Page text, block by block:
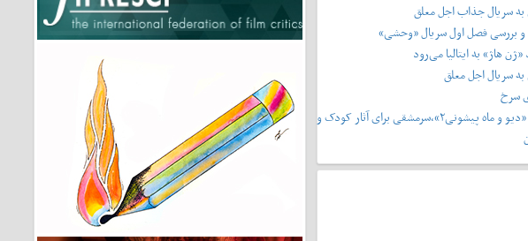
به سریال جذاب اجل معلق
و بررسی فصل اول سریال «وحشی»
هاژ» به ایتالیا می‌رود
سریال اجل معلق
سرخ
سریال «دیو و ماه پیشونی۲»،سرمشقی برای آثار کودک و